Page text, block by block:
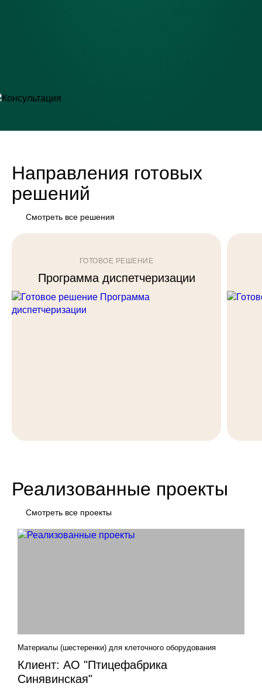
Направления готовых
решений
Смотреть все решения
ГОТОВОЕ РЕШЕНИЕ
Программа диспетчеризации
Реализованные проекты
Смотреть все проекты
Клиент: АО "Птицефабрика
Синявинская"
Материалы (шестеренки) для клеточного оборудования